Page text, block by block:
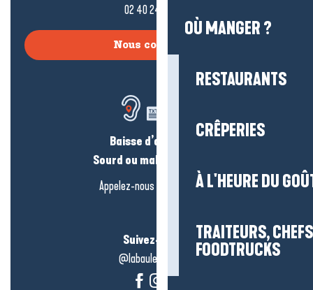
OÙ MANGER ?
RESTAURANTS
CRÊPERIES
À L'HEURE DU
TRAITEURS,
FOODTRUCKS
02 40 24 34 44
Nous contacter
Baisse d’audition ?
Sourd ou malentendant ?
Appelez-nous en
cliquant-ici
Suivez-nous !
@labauleguérande